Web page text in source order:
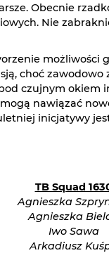
Obecnie
Nie
możliwości
choć zawodowo
czujnym okiem
nawiązać
inicjatywy
TB Squad
Agnieszka
Agnieszka
Iwo Sawa
Arkadiusz